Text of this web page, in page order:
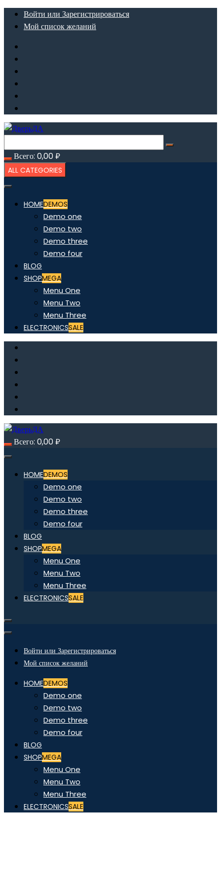
ПерейтиВойти или Зарегистрироваться
Мой список желаний
Всего: 0,00₽
ALL CATEGORIES
HOMEDEMOS
Demo one
Demo two
Demo three
Demo four
BLOG
SHOPMEGA
Menu One
Menu Two
Menu Three
ELECTRONICSSALE
Всего: 0,00₽
HOMEDEMOS
Demo one
Demo two
Demo three
Demo four
BLOG
SHOPMEGA
Menu One
Menu Two
Menu Three
ELECTRONICSSALE
Войти или Зарегистрироваться
Мой список желаний
HOMEDEMOS
Demo one
Demo two
Demo three
Demo four
BLOG
SHOPMEGA
Menu One
Menu Two
Menu Three
ELECTRONICSSALE